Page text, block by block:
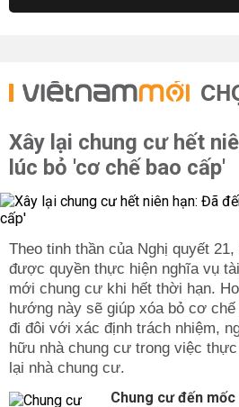
Xây lại chung cư hết
lúc bỏ 'cơ chế bao cấp'
Theo tinh thần của Nghị quyết
được quyền thực hiện nghĩa vụ
mới chung cư khi hết thời hạn.
hướng này sẽ giúp xóa bỏ cơ
đi đôi với xác định trách nhiệm,
hữu nhà chung cư trong việc
lại nhà chung cư.
Chung cư đến